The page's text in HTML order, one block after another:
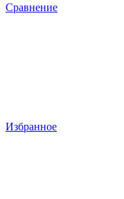
Сравнение
Избранное